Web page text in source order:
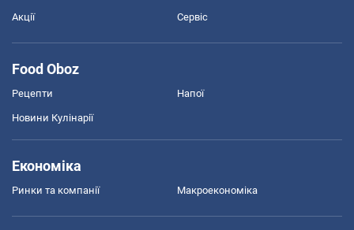
Акції Сервіс
Food Oboz
Рецепти Напої
Новини Кулінарії
Економіка
Ринки та компанії Макроекономіка